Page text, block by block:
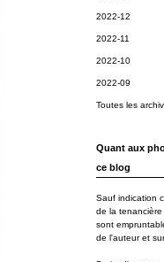
2022-12
2022-11
2022-10
2022-09
Toutes les
Quant aux
ce blog
Sauf indication
de la
sont
de l'auteur et